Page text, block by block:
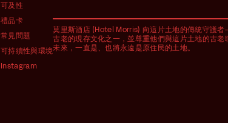
可及性
禮品卡
常見問題
可持續性與環境
Instagram
莫里斯酒店 (Hotel Morris) 向這片土地的傳統守護
古老的現存文化之一，並尊重他們與這片土地的古
未來，一直是、也將永遠是原住民的土地。